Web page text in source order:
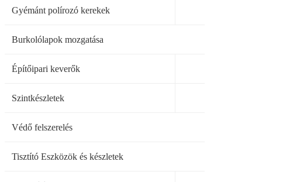
Gyémánt polírozó kerekek
Burkolólapok mozgatása
Építőipari keverők
Szintkészletek
Védő felszerelés
Tisztító Eszközök és készletek